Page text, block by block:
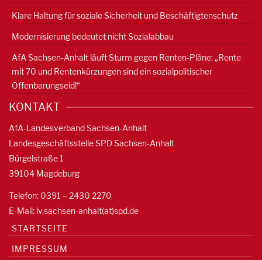
Klare Haltung für soziale Sicherheit und Beschäftigtenschutz
Modernisierung bedeutet nicht Sozialabbau
AfA Sachsen-Anhalt läuft Sturm gegen Renten-Pläne: „Rente
mit 70 und Rentenkürzungen sind ein sozialpolitischer
Offenbarungseid!“
KONTAKT
AfA-Landesverband Sachsen-Anhalt
Landesgeschäftsstelle SPD Sachsen-Anhalt
Bürgelstraße 1
39104 Magdeburg
Telefon: 0391 – 2430 2270
E-Mail: lv.sachsen-anhalt(at)spd.de
STARTSEITE
IMPRESSUM